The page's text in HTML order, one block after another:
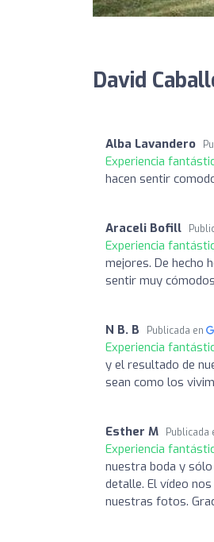
David
Alba Lavandero
Experiencia
hacen sentir
Araceli Bofill
Experiencia
mejores. De hecho
sentir muy
N B. B Publicada en
Experiencia
y el resultado de
sean como los
Esther M Publicada
Experiencia
nuestra boda y
detalle. El vídeo
nuestras fotos.